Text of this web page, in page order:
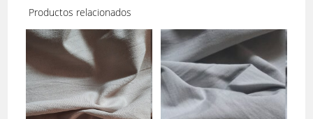
Productos relacionados